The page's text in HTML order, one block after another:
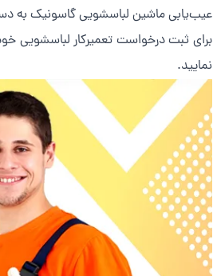
عیب‌یابی ماشین لباسشویی گاسونیک به
برای ثبت درخواست تعمیرکار لباسشویی
نمایید.